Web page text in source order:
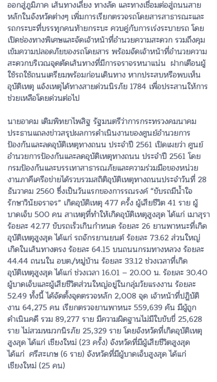
ออกสู่ภูมิภาค เส้นทางเลี่ยง ทางลัด และทางเชื่อมต่อสู่ถนนสาย
หลักในจังหวัดต่างๆ เพิ่มการเรียกตรวจรถโดยสารสาธารณะและ
รถกระบะที่บรรทุกคนท้ายกระบะ ควบคู่กับการเร่งระบายรถ โดย
เปิดช่องทางพิเศษและจัดเจ้าหน้าที่อำนวยความสะดวก รวมถึงคุม
เข้มความปลอดภัยของรถโดยสาร พร้อมจัดเจ้าหน้าที่อำนวยความ
สะดวกบริเวณจุดตัดเส้นทางที่มีการจราจรหนาแน่น ฝากเตือนผู้
ใช้รถใช้ถนนเตรียมพร้อมก่อนเดินทาง หากประสบหรือพบเห็น
อุบัติเหตุ แจ้งเหตุได้ทางสายด่วนนิรภัย 1784 เพื่อประสานให้การ
ช่วยเหลือโดยด่วนต่อไป
นายอาคม เติมพิทยาไพสิฐ รัฐมนตรีว่าการกระทรวงคมนาคม
ประธานแถลงข่าวสรุปผลการดำเนินงานของศูนย์อำนวยการ
ป้องกันและลดอุบัติเหตุทางถนน ประจำปี 2561 เปิดเผยว่า ศูนย์
อำนวยการป้องกันและลดอุบัติเหตุทางถนน ประจำปี 2561 โดย
กรมป้องกันและบรรเทาสาธารณภัยและความร่วมมือของหน่วย
งานภาคีเครือข่ายได้รวบรวมสถิติอุบัติเหตุทางถนนประจำวันที่ 28
ธันวาคม 2560 ซึ่งเป็นวันแรกของการรณรงค์ “ขับรถมีน้ำใจ
รักษาวินัยจราจร” เกิดอุบัติเหตุ 477 ครั้ง ผู้เสียชีวิต 41 ราย ผู้
บาดเจ็บ 500 คน สาเหตุที่ทำให้เกิดอุบัติเหตุสูงสุด ได้แก่ เมาสุรา
ร้อยละ 42.77 ขับรถเร็วเกินกำหนด ร้อยละ 26 ยานพาหนะที่เกิด
อุบัติเหตุสูงสุด ได้แก่ รถจักรยานยนต์ ร้อยละ 73.62 ส่วนใหญ่
เกิดในเส้นทางตรง ร้อยละ 64.15 บนถนนกรมทางหลวง ร้อยละ
44.44 ถนนใน อบต./หมู่บ้าน ร้อยละ 33.12 ช่วงเวลาที่เกิด
อุบัติเหตุสูงสุด ได้แก่ ช่วงเวลา 16.01 – 20.00 น. ร้อยละ 30.40
ผู้บาดเจ็บและผู้เสียชีวิตส่วนใหญ่อยู่ในกลุ่มวัยแรงงาน ร้อยละ
52.49 ทั้งนี้ ได้จัดตั้งจุดตรวจหลัก 2,008 จุด เจ้าหน้าที่ปฏิบัติ
งาน 64,275 คน เรียกตรวจยานพาหนะ 559,639 คัน มีผู้ถูก
ดำเนินคดี รวม 89,277 ราย มีความผิดฐานไม่มีใบขับขี่ 25,628
ราย ไม่สวมหมวกนิรภัย 25,329 ราย โดยจังหวัดที่เกิดอุบัติเหตุ
สูงสุด ได้แก่ เชียงใหม่ (23 ครั้ง) จังหวัดที่มีผู้เสียชีวิตสูงสุด
ได้แก่ ศรีสะเกษ (6 ราย) จังหวัดที่มีผู้บาดเจ็บสูงสุด ได้แก่
เชียงใหม่ (25 คน)